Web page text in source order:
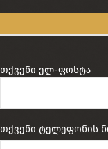
თქვენი ელ-ფოსტა
თქვენი ტელეფონის